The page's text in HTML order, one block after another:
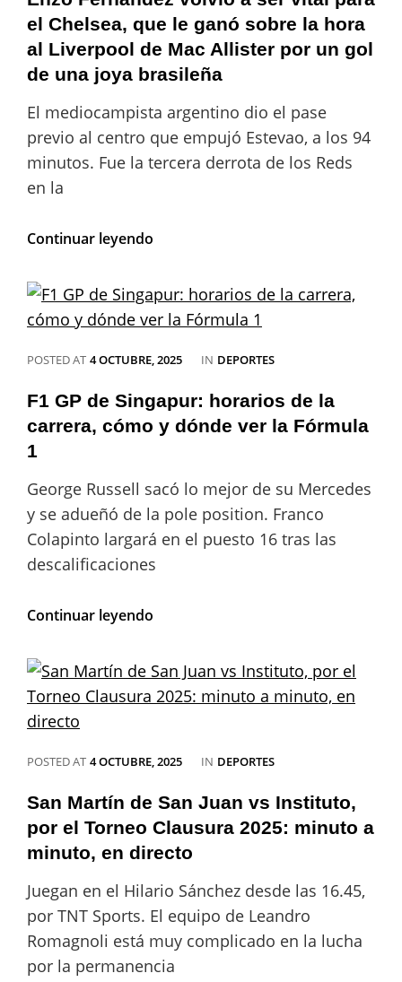
el Chelsea, que le ganó sobre la hora
al Liverpool de Mac Allister por un gol
de una joya brasileña
El mediocampista argentino dio el pase
previo al centro que empujó Estevao, a los 94
minutos. Fue la tercera derrota de los Reds
en la
Continuar leyendo
a
ser
vital
el
que
le
ganó
hora
al
Liverpool
Mac
de
una
joya
POSTED AT 4 OCTUBRE, 2025 IN CATEGORIES
DEPORTES
F1 GP de Singapur: horarios de la
carrera, cómo y dónde ver la Fórmula
1
George Russell sacó lo mejor de su Mercedes
y se adueñó de la pole position. Franco
Colapinto largará en el puesto 16 tras las
descalificaciones
Continuar leyendo
Singapur:
horarios
de
cómo
dónde
ver
la
Fórmula
POSTED AT 4 OCTUBRE, 2025 IN CATEGORIES
DEPORTES
San Martín de San Juan vs Instituto,
por el Torneo Clausura 2025: minuto a
minuto, en directo
Juegan en el Hilario Sánchez desde las 16.45,
por TNT Sports. El equipo de Leandro
Romagnoli está muy complicado en la lucha
por la permanencia